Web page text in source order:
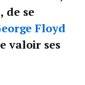
, de se
Floyd
valoir ses